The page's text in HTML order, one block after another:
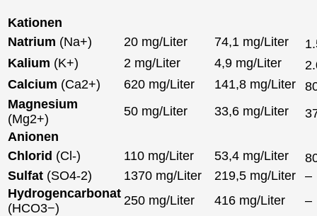
Kationen
Natrium (Na+) 20 mg/Liter 74,1 mg/Liter
Kalium (K+) 2 mg/Liter 4,9 mg/Liter
Calcium (Ca2+) 620 mg/Liter 141,8 mg/Liter
Magnesium
(Mg2+)
50 mg/Liter 33,6 mg/Liter
Anionen
Chlorid (Cl-) 110 mg/Liter 53,4 mg/Liter
Sulfat (SO4-2) 1370 mg/Liter 219,5 mg/Liter
–
Hydrogencarbonat
(HCO3−)
250 mg/Liter 416 mg/Liter
–